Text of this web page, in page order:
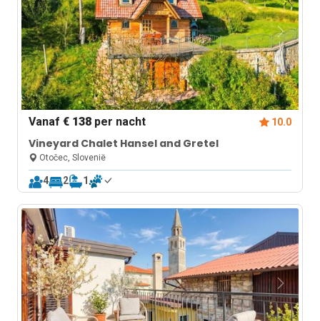
Vanaf€ 138 per nacht 10.0
Vineyard Chalet Hansel and Gretel
Otočec, Slovenië
4 2 1